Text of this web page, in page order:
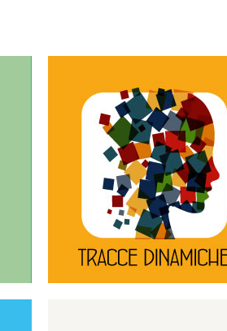
Tracce dinamiche
Tracce Dinamiche è una
rassegna di teatro
d’innovazione e sperimentale.
Continua